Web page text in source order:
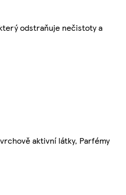
odstraňuje nečistoty a
aktivní látky, Parfémy